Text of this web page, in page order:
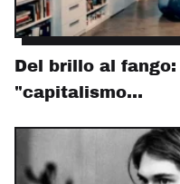
Del brillo al
"capitalismo…